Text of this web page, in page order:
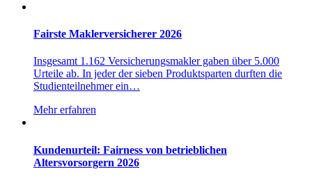
Fairste Maklerversicherer 2026
Insgesamt 1.162 Versicherungsmakler gaben über 5.000
Urteile ab. In jeder der sieben Produktsparten durften die
Studienteilnehmer ein…
Mehr erfahren
Kundenurteil: Fairness von betrieblichen
Altersvorsorgern 2026